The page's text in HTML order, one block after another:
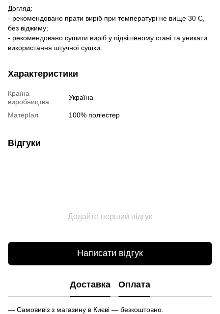
Догляд:
- рекомендовано прати виріб при температурі не вище 30 C,
без віджиму;
- рекомендовано сушити виріб у підвішеному стані та уникати
використання штучної сушки.
Характеристики
Країна
виробництва
Україна
МатерІал 100% поліестер
Відгуки
Додайте перший відгук
Написати відгук
Доставка Оплата
— Самовивіз з магазину в Києві — безкоштовно.